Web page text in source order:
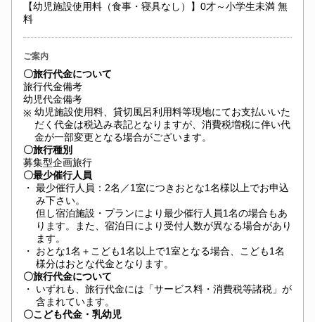
【幼児施設使用料（食事・寝具なし）】0才～小学生未満 無
料
ご案内
〇旅行代金について
旅行代金備考
幼児代金備考
※ 幼児施設使用料、貸切風呂利用料等現地にてお支払いいた
だく代金は税込み表記となりますが、消費税増税に伴い代
金が一部変更となる場合がございます。
〇旅行種別
募集型企画旅行
〇最少催行人員
・ 最少催行人員：2名／1室につきおとな1名様以上でお申込
み下さい。
但し宿泊施設・プランにより最少催行人員1名の場合もあ
ります。また、宿泊日により受付人数が異なる場合があり
ます。
・
おとな1名＋こども1名以上で1室となる場合、こども1名
様分はおとな代金となります。
〇旅行代金について
・
いずれも、旅行代金には「サービス料・消費税等諸税」が
含まれています。
〇こども代金・乳幼児